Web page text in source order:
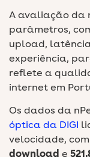
A avaliação da
parâmetros,
upload,
experiência,
reflete a
internet em
Os dados da
óptica da DIGI
velocidade,
download e